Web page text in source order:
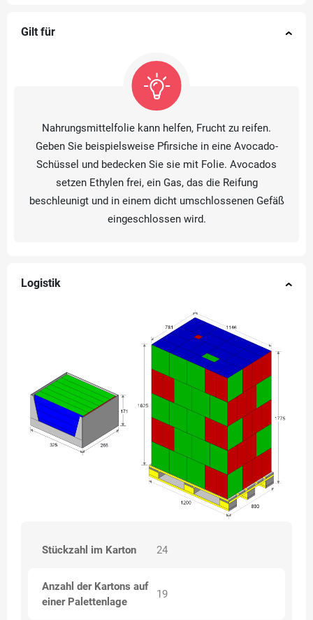
Gilt für
Nahrungsmittelfolie kann helfen, Frucht zu reifen.
Geben Sie beispielsweise Pfirsiche in eine Avocado-
Schüssel und bedecken Sie sie mit Folie. Avocados
setzen Ethylen frei, ein Gas, das die Reifung
beschleunigt und in einem dicht umschlossenen Gefäß
eingeschlossen wird.
Logistik
Stückzahl im Karton 24
Anzahl der Kartons auf
einer Palettenlage
19